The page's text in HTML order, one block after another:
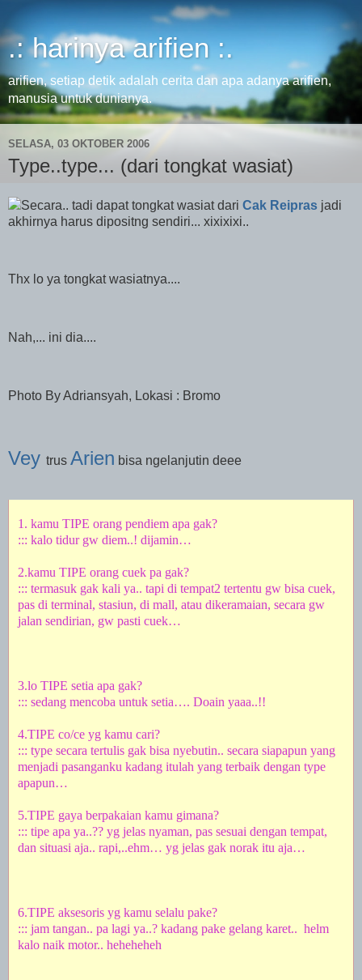
.: harinya arifien :.
arifien, setiap detik adalah cerita dan apa adanya arifien,
manusia untuk dunianya.
SELASA, 03 OKTOBER 2006
Type..type... (dari tongkat wasiat)
Secara.. tadi dapat tongkat wasiat dari Cak Reipras jadi
akhirnya harus dipositng sendiri... xixixixi..
Thx lo ya tongkat wasiatnya....
Nah,... ini dia....
Photo By Adriansyah, Lokasi : Bromo
Vey trus Arien bisa ngelanjutin deee
1. kamu TIPE orang pendiem apa gak?
::: kalo tidur gw diem..! dijamin…
2.kamu TIPE orang cuek pa gak?
::: termasuk gak kali ya.. tapi di tempat2 tertentu gw bisa cuek,
pas di terminal, stasiun, di mall, atau dikeramaian, secara gw
jalan sendirian, gw pasti cuek…
3.lo TIPE setia apa gak?
::: sedang mencoba untuk setia…. Doain yaaa..!!
4.TIPE co/ce yg kamu cari?
::: type secara tertulis gak bisa nyebutin.. secara siapapun yang
menjadi pasanganku kadang itulah yang terbaik dengan type
apapun…
5.TIPE gaya berpakaian kamu gimana?
::: tipe apa ya..?? yg jelas nyaman, pas sesuai dengan tempat,
dan situasi aja.. rapi,..ehm… yg jelas gak norak itu aja…
6.TIPE aksesoris yg kamu selalu pake?
::: jam tangan.. pa lagi ya..? kadang pake gelang karet.. helm
kalo naik motor.. heheheheh